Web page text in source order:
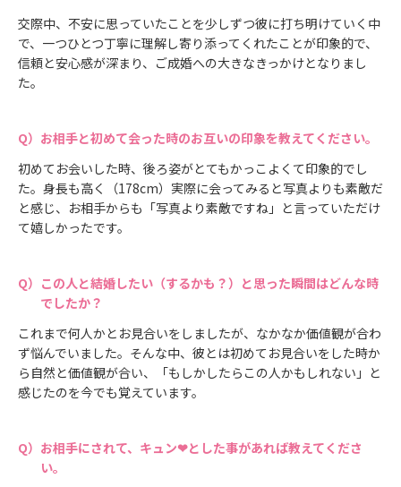
交際中、不安に思っていたことを少しずつ彼に打ち明けていく中
で、一つひとつ丁寧に理解し寄り添ってくれたことが印象的で、
信頼と安心感が深まり、ご成婚への大きなきっかけとなりまし
た。
お相手と初めて会った時のお互いの印象を教えてください。
初めてお会いした時、後ろ姿がとてもかっこよくて印象的でし
た。身長も高く（178cm）実際に会ってみると写真よりも素敵だ
と感じ、お相手からも「写真より素敵ですね」と言っていただけ
て嬉しかったです。
この人と結婚したい（するかも？）と思った瞬間はどんな時
でしたか？
これまで何人かとお見合いをしましたが、なかなか価値観が合わ
ず悩んでいました。そんな中、彼とは初めてお見合いをした時か
ら自然と価値観が合い、「もしかしたらこの人かもしれない」と
感じたのを今でも覚えています。
お相手にされて、キュン❤とした事があれば教えてくださ
い。